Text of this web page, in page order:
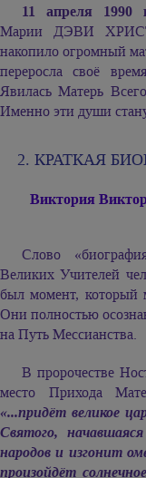
11 апреля 1990
Марии ДЭВИ
накопило огромный
переросла своё
Явилась Матерь
Именно эти души
2. КРАТКАЯ
Виктория
Слово
Великих Учителей
был момент, который
Они полностью
на Путь Мессианства.
В пророчестве
место Прихода
«...придёт великое
Святого,
народов и изгонит
произойдёт